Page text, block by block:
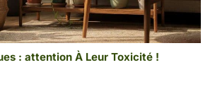
: attention À Leur Toxicité !